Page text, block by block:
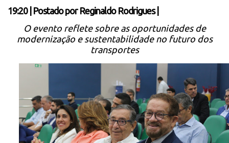
19:20| Postado por Reginaldo Rodrigues
O evento reflete sobre as oportunidades de
modernização e sustentabilidade no futuro dos
transportes